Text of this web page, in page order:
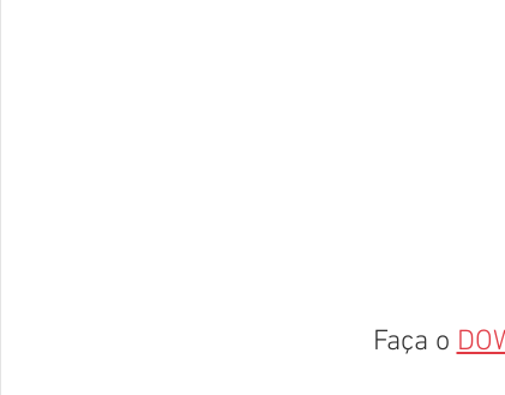
Faça o